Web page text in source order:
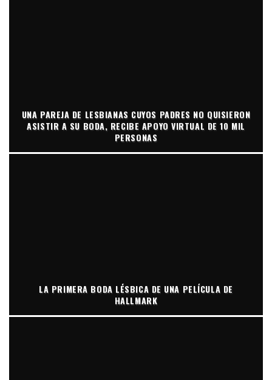
UNA PAREJA DE LESBIANAS CUYOS PADRES NO QUISIERON
ASISTIR A SU BODA, RECIBE APOYO VIRTUAL DE 10 MIL
PERSONAS
LA PRIMERA BODA LÉSBICA DE UNA PELÍCULA DE
HALLMARK